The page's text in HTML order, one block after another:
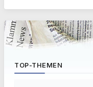
TOP-THEMEN